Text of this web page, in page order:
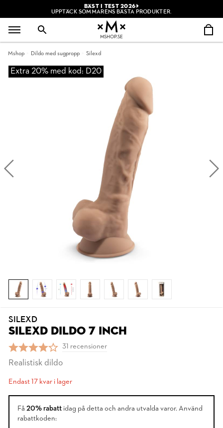
BÄST I TEST 2026
UPPTÄCK SOMMARENS BÄSTA PRODUKTER.
MSHOP.SE
Mshop Dildo med sugpropp Silexd
Extra 20% med kod: D20
SILEXD
SILEXD DILDO 7 INCH
31 recensioner
Realistisk dildo
Endast 17 kvar i lager
Få 20% rabatt idag på detta och andra utvalda varor. Använd
rabattkoden: